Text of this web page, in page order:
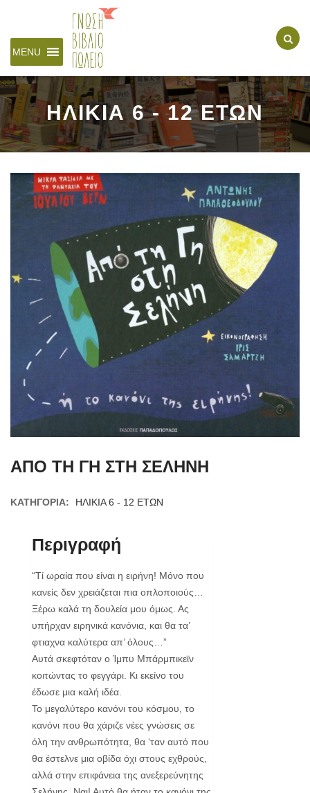
MENU
ΗΛΙΚΙΑ 6 - 12 ΕΤΩΝ
ΑΠΟ ΤΗ ΓΗ ΣΤΗ ΣΕΛΗΝΗ
ΚΑΤΗΓΟΡΊΑ: ΗΛΙΚΙΑ 6 - 12 ΕΤΩΝ
Περιγραφή
“Τί ωραία που είναι η ειρήνη! Μόνο που
κανείς δεν χρειάζεται πια οπλοποιούς…
Ξέρω καλά τη δουλεία μου όμως. Ας
υπήρχαν ειρηνικά κανόνια, και θα τα’
φτιαχνα καλύτερα απ’ όλους…”
Αυτά σκεφτόταν ο Ίμπυ Μπάρμπικεϊν
κοιτώντας το φεγγάρι. Κι εκείνο του
έδωσε μια καλή ιδέα.
Το μεγαλύτερο κανόνι του κόσμου, το
κανόνι που θα χάριζε νέες γνώσεις σε
όλη την ανθρωπότητα, θα ‘ταν αυτό που
θα έστελνε μια οβίδα όχι στους εχθρούς,
αλλά στην επιφάνεια της ανεξερεύνητης